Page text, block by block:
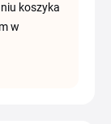
koszyka
w